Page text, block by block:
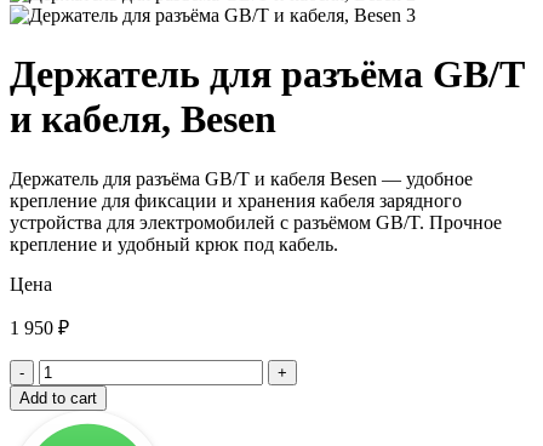
Держатель для разъёма GB/T
и кабеля, Besen
Держатель для разъёма GB/T и кабеля Besen — удобное
крепление для фиксации и хранения кабеля зарядного
устройства для электромобилей с разъёмом GB/T. Прочное
крепление и удобный крюк под кабель.
Цена
1 950 ₽
Держатель
для
разъёма
GB/T
Add to cart